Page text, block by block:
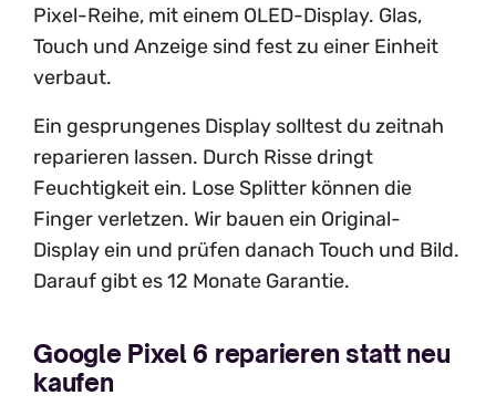
Pixel-Reihe, mit einem OLED-Display. Glas,
Touch und Anzeige sind fest zu einer Einheit
verbaut.
Ein gesprungenes Display solltest du zeitnah
reparieren lassen. Durch Risse dringt
Feuchtigkeit ein. Lose Splitter können die
Finger verletzen. Wir bauen ein Original-
Display ein und prüfen danach Touch und Bild.
Darauf gibt es 12 Monate Garantie.
Google Pixel 6 reparieren statt neu
kaufen